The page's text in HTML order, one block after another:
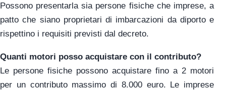
Possono presentarla sia persone fisiche che imprese, a
patto che siano proprietari di imbarcazioni da diporto e
rispettino i requisiti previsti dal decreto.
Quanti motori posso acquistare con il contributo?
Le persone fisiche possono acquistare fino a 2 motori
per un contributo massimo di 8.000 euro. Le imprese